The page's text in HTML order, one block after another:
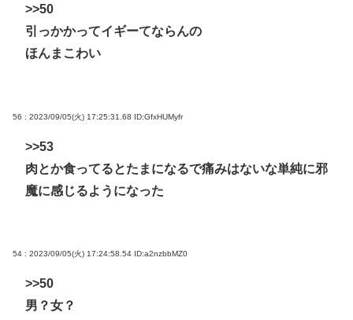
>>50
引っかかってイギーてならんの
ほんまこわい
56 : 2023/09/05(火) 17:25:31.68 ID:GfxHUMyfr
>>53
肉とか食ってるとたまになるで痛みはないな単純に邪
魔に感じるようになった
54 : 2023/09/05(火) 17:24:58.54 ID:a2nzbbMZ0
>>50
男？女？